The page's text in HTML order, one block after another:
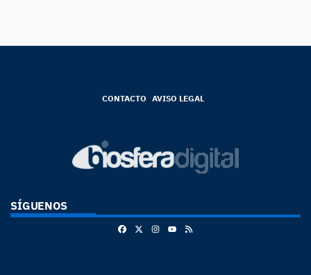
CONTACTO AVISO LEGAL
SÍGUENOS
FacebookInstagram